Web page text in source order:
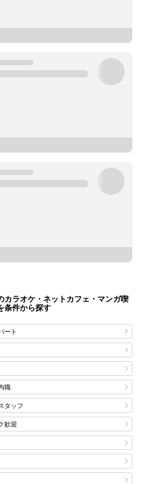
カラオケ・ネットカフェ・マンガ喫
条件から探す
ート
職
タッフ
歓迎